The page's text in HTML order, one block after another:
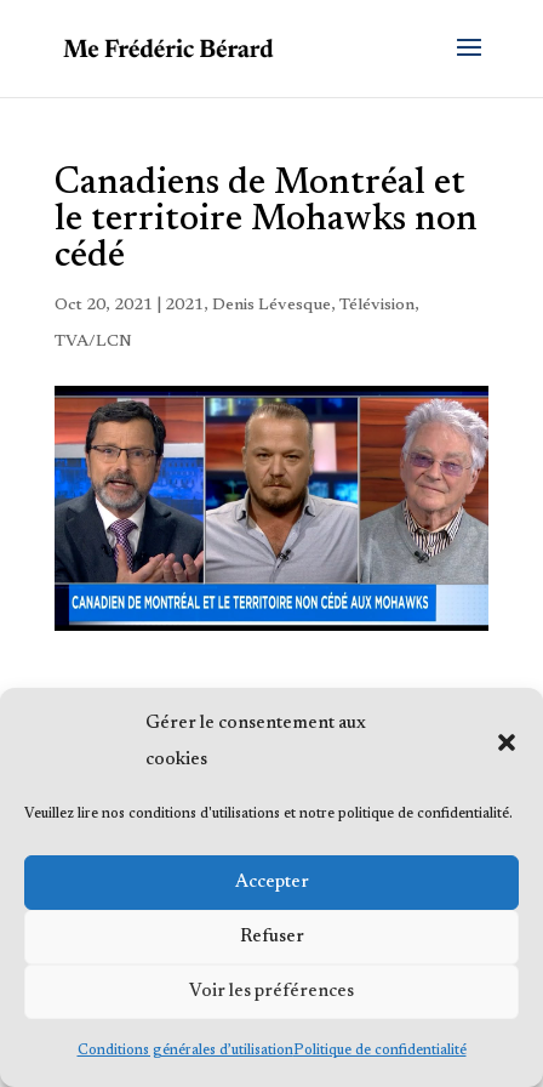
Gérer le consentement aux
cookies
Veuillez lire nos conditions d'utilisations et notre politique de confidentialité.
Accepter
Refuser
Voir les préférences
Conditions générales d’utilisationPolitique de confidentialité
Canadiens de Montréal et
le territoire Mohawks non
cédé
Oct 20, 2021 2021, Denis Lévesque, Télévision,
TVA/LCN
réservés